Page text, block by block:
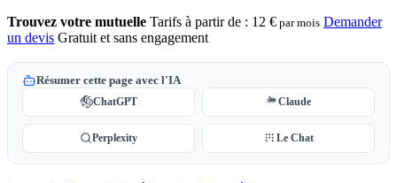
Trouvez votre mutuelle Tarifs à partir de : 12 € par mois Demander
un devis Gratuit et sans engagement
Résumer cette page avec l'IA
ChatGPT Claude
Perplexity Le Chat